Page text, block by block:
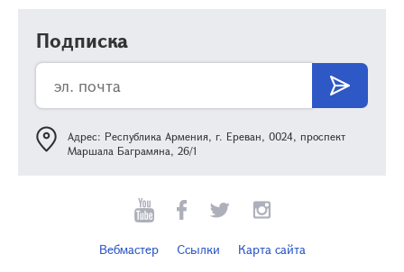
Подписка
Адрес: Республика Армения, г. Ереван, 0024, проспект
Маршала Баграмяна, 26/1
Вебмастер Ссылки Карта сайта